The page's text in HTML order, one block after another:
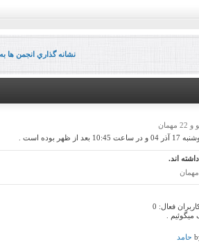
نشانه گذاري انجمن ها
فعال
0
میگوئیم .
حامد